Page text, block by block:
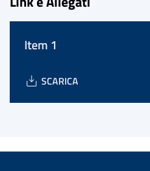
Item 1
SCARICA